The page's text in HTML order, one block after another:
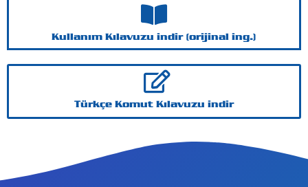
Kullanım Kılavuzu indir (orijinal ing.)
Türkçe Komut Kılavuzu indir